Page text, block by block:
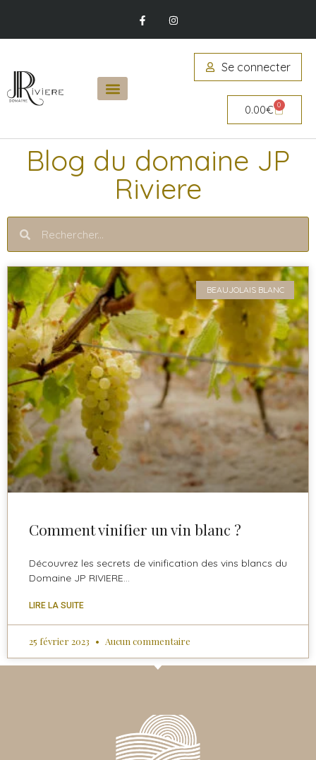
Se connecter
0.00€ 0
Blog du domaine JP
Riviere
BEAUJOLAIS BLANC
Comment vinifier un vin blanc ?
Découvrez les secrets de vinification des vins blancs du
Domaine JP RIVIERE…
LIRE LA SUITE
25 février 2023 Aucun commentaire